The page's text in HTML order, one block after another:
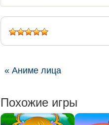
« Аниме лица
Похожие игры